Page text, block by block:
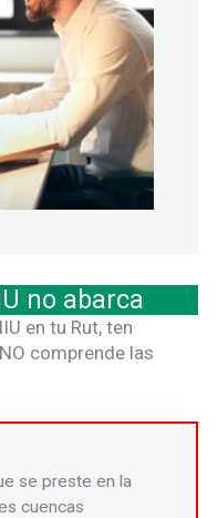
no abarca
en tu Rut, ten
comprende las
se preste en la
cuencas